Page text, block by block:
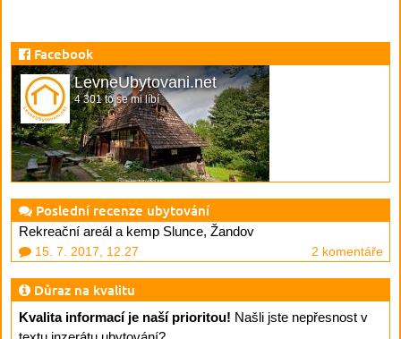
Facebook
LevneUbytovani.net
4 301 to se mi líbí
Poslední recenze ubytování
Rekreační areál a kemp Slunce, Žandov
15. 7. 2017, 12.27 2 komentáře
Důraz na kvalitu
Kvalita informací je naší prioritou! Našli jste nepřesnost v